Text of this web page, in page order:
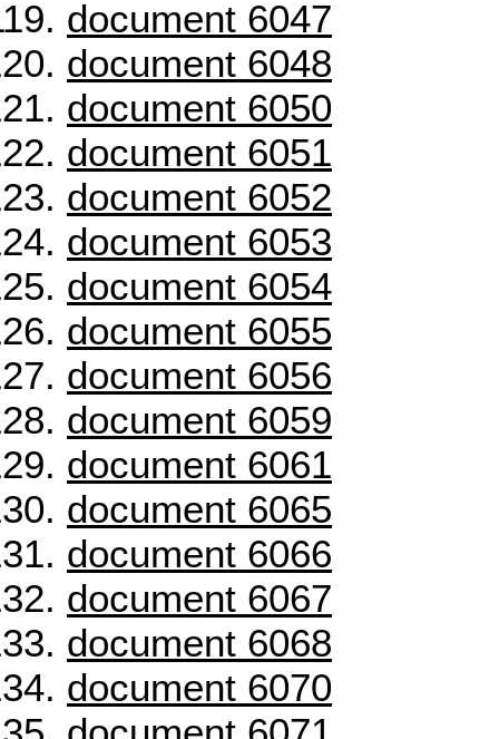
document 6047
document 6048
document 6050
document 6051
document 6052
document 6053
document 6054
document 6055
document 6056
document 6059
document 6061
document 6065
document 6066
document 6067
document 6068
document 6070